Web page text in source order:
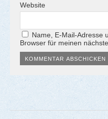
Website
Name, E-Mail-Adresse
Browser für meinen